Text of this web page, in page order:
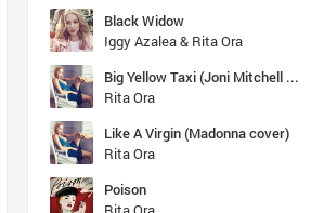
Black Widow
Iggy Azalea & Rita Ora
Big Yellow Taxi (Joni Mitchell cover)
Rita Ora
Like A Virgin (Madonna cover)
Rita Ora
Poison